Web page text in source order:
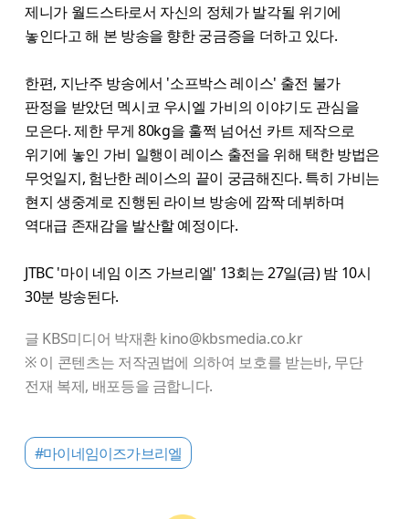
제니가 월드스타로서 자신의 정체가 발각될 위기에
놓인다고 해 본 방송을 향한 궁금증을 더하고 있다.
한편, 지난주 방송에서 '소프박스 레이스' 출전 불가
판정을 받았던 멕시코 우시엘 가비의 이야기도 관심을
모은다. 제한 무게 80kg을 훌쩍 넘어선 카트 제작으로
위기에 놓인 가비 일행이 레이스 출전을 위해 택한 방법은
무엇일지, 험난한 레이스의 끝이 궁금해진다. 특히 가비는
현지 생중계로 진행된 라이브 방송에 깜짝 데뷔하며
역대급 존재감을 발산할 예정이다.
JTBC '마이 네임 이즈 가브리엘' 13회는 27일(금) 밤 10시
30분 방송된다.
글 KBS미디어 박재환 kino@kbsmedia.co.kr
※ 이 콘텐츠는 저작권법에 의하여 보호를 받는바, 무단
전재 복제, 배포등을 금합니다.
#마이네임이즈가브리엘